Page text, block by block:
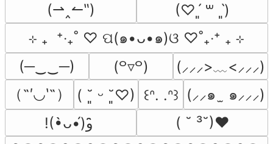
(⇀‸↼‶)
(♡ˊ͈ ꒳ ˋ͈)
⊹ ₊  ⁺‧₊˚ ♡ ପ(๑•ᴗ•๑)ଓ ♡˚₊‧⁺ ₊ ⊹
(─‿‿─)
(꒪▿꒪)
(⸝⸝⸝>﹏<⸝⸝⸝)
（˶′◡‵˶）
( ˘͈ ᵕ ˘͈♡) ꒰ᐢ. .ᐢ꒱ (⸝⸝๑  ̫ ๑⸝⸝⸝)
( ˘ ³˘)♥